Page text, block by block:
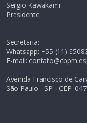
Sergio Kawakami
Presidente
Secretaria:
Whatsapp: +55 (11)
E-mail:
Avenida Francisco de
São Paulo - SP - CEP: